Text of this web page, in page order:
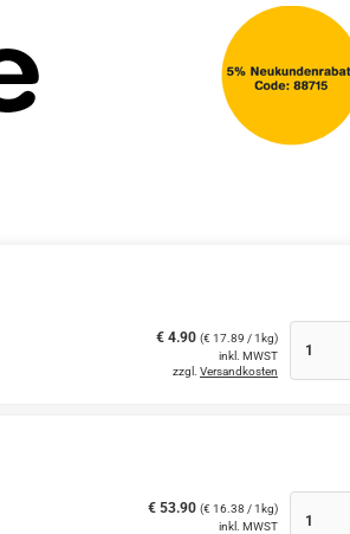
€ 4.90 (€ 17.89 / 1kg)
inkl. MWST
zzgl. Versandkosten
€ 53.90 (€ 16.38 / 1kg)
inkl. MWST